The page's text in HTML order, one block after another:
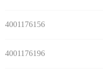
4001176156
4001176196